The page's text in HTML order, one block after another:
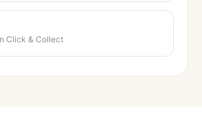
Click & Collect